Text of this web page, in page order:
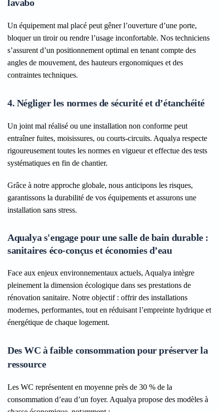
lavabo
Un équipement mal placé peut gêner l’ouverture d’une porte,
bloquer un tiroir ou rendre l’usage inconfortable. Nos techniciens
s’assurent d’un positionnement optimal en tenant compte des
angles de mouvement, des hauteurs ergonomiques et des
contraintes techniques.
4. Négliger les normes de sécurité et d’étanchéité
Un joint mal réalisé ou une installation non conforme peut
entraîner fuites, moisissures, ou courts-circuits. Aqualya respecte
rigoureusement toutes les normes en vigueur et effectue des tests
systématiques en fin de chantier.
Grâce à notre approche globale, nous anticipons les risques,
garantissons la durabilité de vos équipements et assurons une
installation sans stress.
Aqualya s'engage pour une salle de bain durable :
sanitaires éco-conçus et économies d’eau
Face aux enjeux environnementaux actuels, Aqualya intègre
pleinement la dimension écologique dans ses prestations de
rénovation sanitaire. Notre objectif : offrir des installations
modernes, performantes, tout en réduisant l’empreinte hydrique et
énergétique de chaque logement.
Des WC à faible consommation pour préserver la
ressource
Les WC représentent en moyenne près de 30 % de la
consommation d’eau d’un foyer. Aqualya propose des modèles à